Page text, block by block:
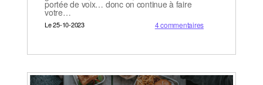
portée de voix… donc on continue à faire
votre…
Le 25-10-2023 4 commentaires